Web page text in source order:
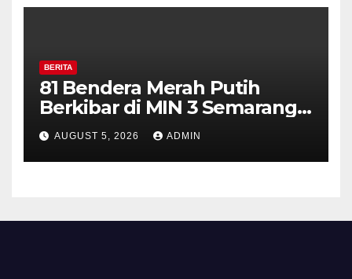
BERITA
81 Bendera Merah Putih
Berkibar di MIN 3 Semarang,
Bhabinkamtibmas Desa
Timpik Hadiri Peringatan
HUT ke-81 Kemerdekaan RI
AUGUST 5, 2026 ADMIN